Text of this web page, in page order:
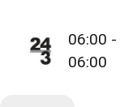
06:00 -
06:00